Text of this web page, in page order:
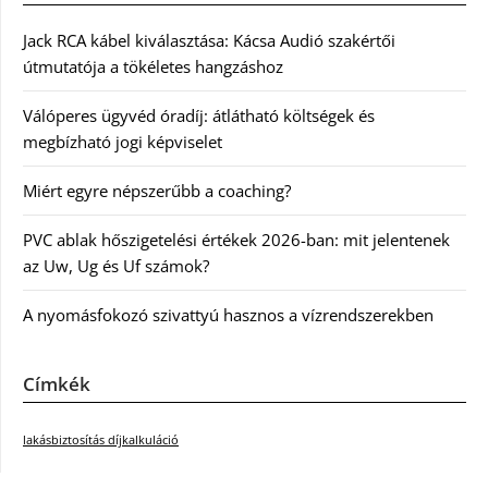
Jack RCA kábel kiválasztása: Kácsa Audió szakértői
útmutatója a tökéletes hangzáshoz
Válóperes ügyvéd óradíj: átlátható költségek és
megbízható jogi képviselet
Miért egyre népszerűbb a coaching?
PVC ablak hőszigetelési értékek 2026-ban: mit jelentenek
az Uw, Ug és Uf számok?
A nyomásfokozó szivattyú hasznos a vízrendszerekben
Címkék
lakásbiztosítás díjkalkuláció